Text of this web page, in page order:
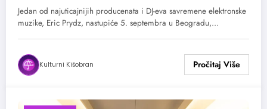
Jedan od najuticajnijih producenata i DJ-eva savremene elektronske
muzike, Eric Prydz, nastupiće 5. septembra u Beogradu,…
Kulturni Kišobran